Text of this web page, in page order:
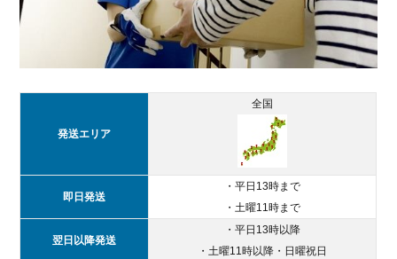
モバ
WiFi
5.1.
キャ
ンペ
発送エリア
全国
即日発送
・平日13時まで
・土曜11時まで
翌日以降発送
・平日13時以降
・土曜11時以降・日曜祝日